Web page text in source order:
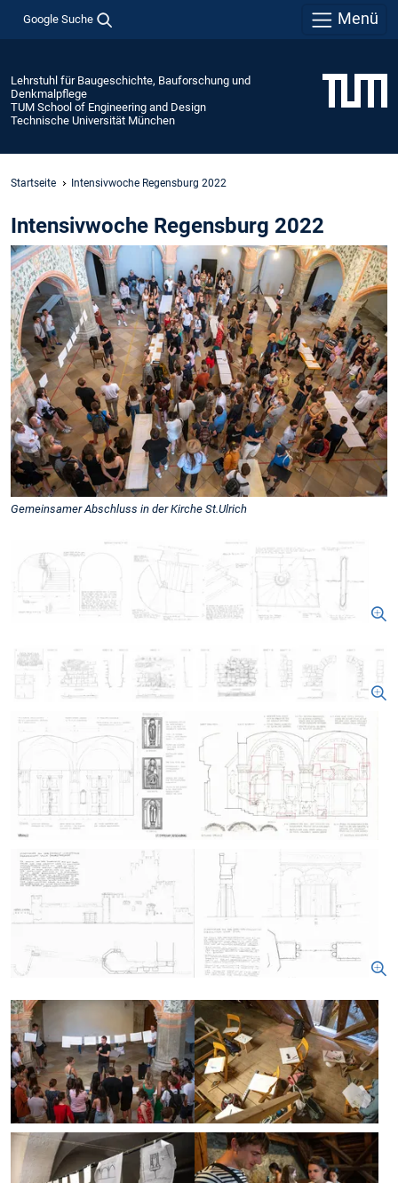
Google Suche Menü
Lehrstuhl für Baugeschichte, Bauforschung und
Denkmalpflege
TUM School of Engineering and Design
Technische Universität München
Startseite Intensivwoche Regensburg 2022
Intensivwoche Regensburg 2022
Gemeinsamer Abschluss in der Kirche St.Ulrich